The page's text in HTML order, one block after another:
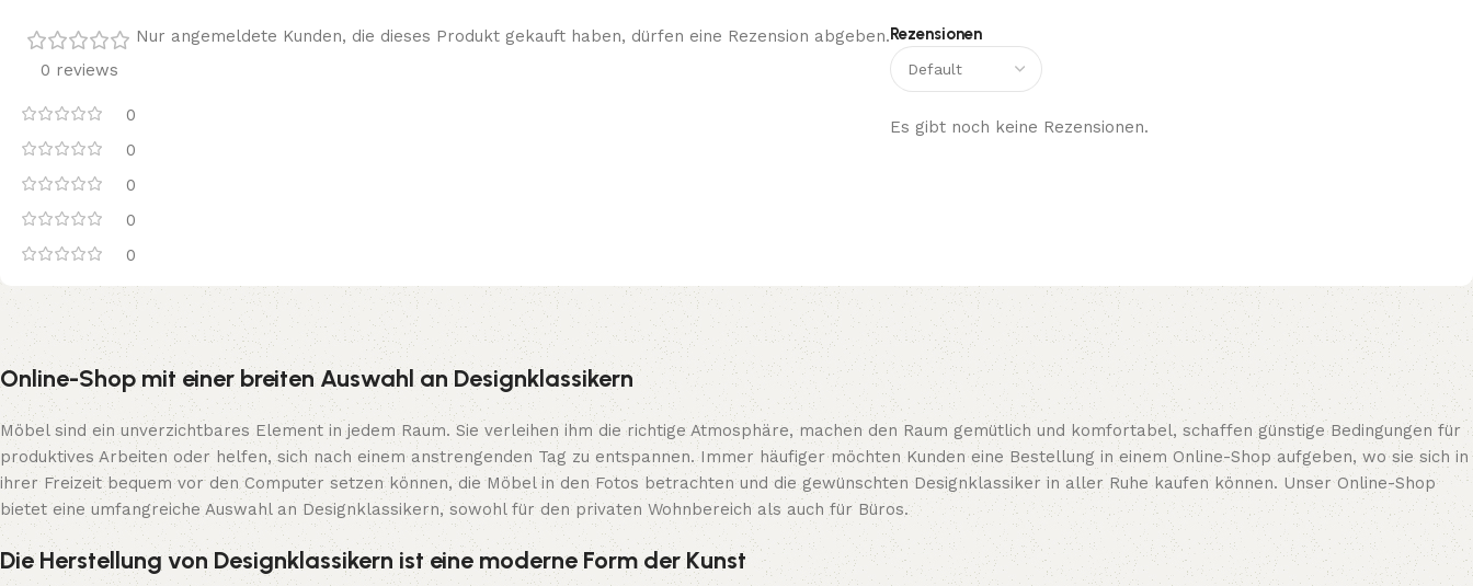
0 reviews
0
0
0
0
0
Rezensionen
Es gibt noch keine Rezensionen.
Nur angemeldete Kunden, die dieses Produkt gekauft haben, dürfen eine Rezension abgeben.
Online-Shop mit einer breiten Auswahl an Designklassikern
Möbel sind ein unverzichtbares Element in jedem Raum. Sie verleihen ihm die richtige Atmosphäre, machen den Raum gemütlich und komfortabel, schaffen günstige Bedingungen für
produktives Arbeiten oder helfen, sich nach einem anstrengenden Tag zu entspannen. Immer häufiger möchten Kunden eine Bestellung in einem Online-Shop aufgeben, wo sie sich in
ihrer Freizeit bequem vor den Computer setzen können, die Möbel in den Fotos betrachten und die gewünschten Designklassiker in aller Ruhe kaufen können. Unser Online-Shop
bietet eine umfangreiche Auswahl an Designklassikern, sowohl für den privaten Wohnbereich als auch für Büros.
Die Herstellung von Designklassikern ist eine moderne Form der Kunst